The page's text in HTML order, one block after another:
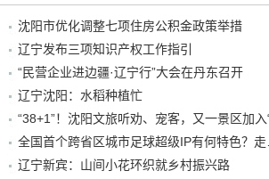
沈阳市优化调整七项住房公积金政策举措
辽宁发布三项知识产权工作指引
“民营企业进边疆·辽宁行”大会在丹东召开
辽宁沈阳：水稻种植忙
辽宁新宾：山间小花环织就乡村振兴路